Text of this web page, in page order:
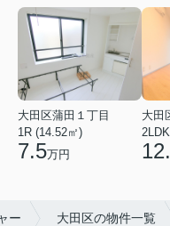
大田区蒲田１丁目
1R (14.52㎡)
7.5万円
大田
ー 大田区の物件一覧